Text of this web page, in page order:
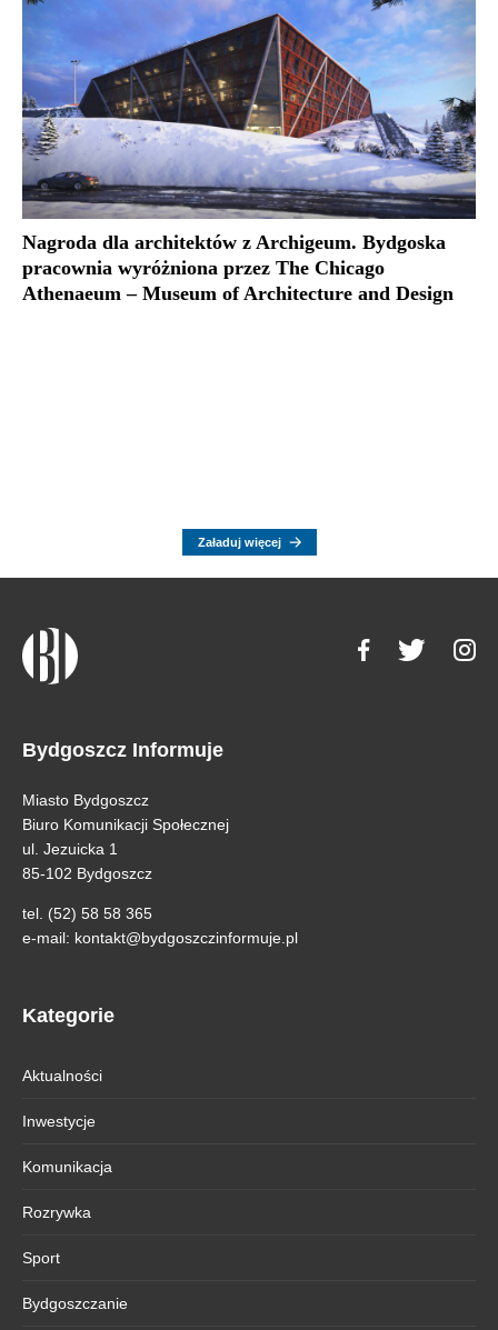
Nagroda dla architektów z Archigeum. Bydgoska
pracownia wyróżniona przez The Chicago
Athenaeum – Museum of Architecture and Design
Załaduj więcej
Bydgoszcz Informuje
Miasto Bydgoszcz
Biuro Komunikacji Społecznej
ul. Jezuicka 1
85-102 Bydgoszcz
tel. (52) 58 58 365
e-mail: kontakt@bydgoszczinformuje.pl
Kategorie
Aktualności
Inwestycje
Komunikacja
Rozrywka
Sport
Bydgoszczanie